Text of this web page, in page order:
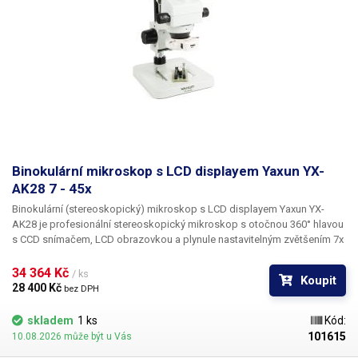
Binokulární mikroskop s LCD displayem Yaxun YX-
AK28 7 - 45x
Binokulární (stereoskopický) mikroskop s LCD displayem Yaxun YX-
AK28 je profesionální stereoskopický mikroskop s otočnou 360° hlavou
s CCD snímačem, LCD obrazovkou a plynule nastavitelným zvětšením 7x
vyšších předmětů.
Výsledné zvětšení se skládá z okulárů WF10X s
pevným zvětšením 10x a plynule nastavitelným objektivem - od 0.7x do
1/3" CCD snímač
480p 60fps s automatickým vyvažováním bílé, který přenáší signál do
velkéhoLCD display
e s úhlopříčkou 10", disponujícího 16,7 miliony
barev. Rozlišení displeje je 1024x768 pixelů. Display a snímač je napájen
34 364 Kč / ks
28 400 Kč bez DPH
Koupit
skladem 1 ks
10.08.2026 může být u Vás
Kód:
101615